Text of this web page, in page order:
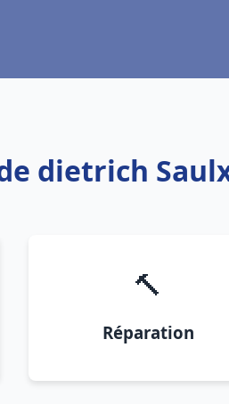
dietrich
🔨
Réparation